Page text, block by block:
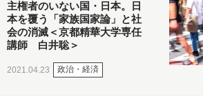
主権者のいない国・日本。日
本を覆う「家族国家論」と社
会の消滅＜京都精華大学専任
講師 白井聡＞
2021.04.23 政治・経済